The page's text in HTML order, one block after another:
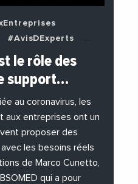
#AvisDExperts
le rôle des
support…
au coronavirus, les
aux entreprises ont un
proposer des
les besoins réels
de Marco Cunetto,
qui a pour